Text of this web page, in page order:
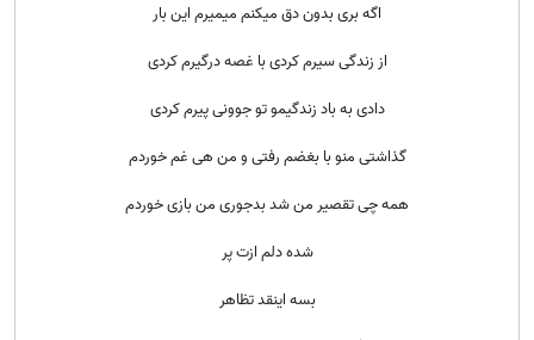
اگه بری بدون دق میکنم میمیرم این بار
از زندگی سیرم کردی با غصه درگیرم کردی
دادی به باد زندگیمو تو جوونی پیرم کردی
گذاشتی منو با بغضم رفتی و من هی غم خوردم
همه چی تقصیر من شد بدجوری من بازی خوردم
شده دلم ازت پر
بسه اینقد تظاهر